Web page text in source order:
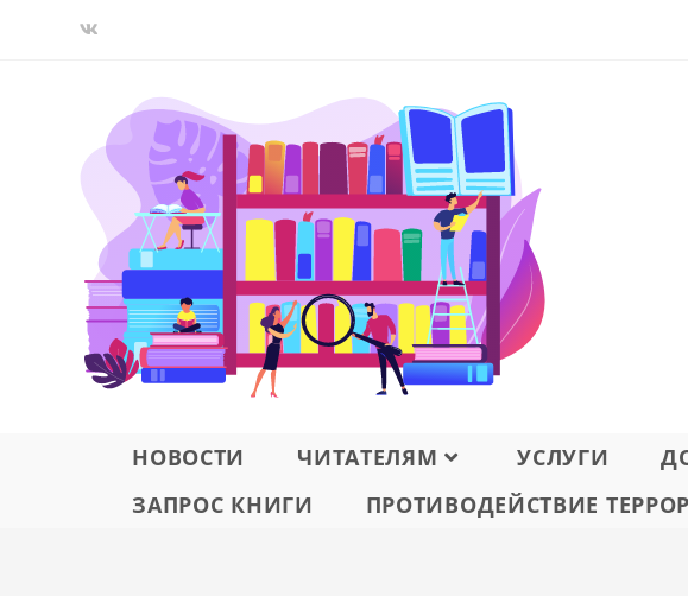
НОВОСТИ ЧИТАТЕЛЯМ УСЛУГИ
ЗАПРОС КНИГИ
ПРОТИВОДЕЙСТВИЕ